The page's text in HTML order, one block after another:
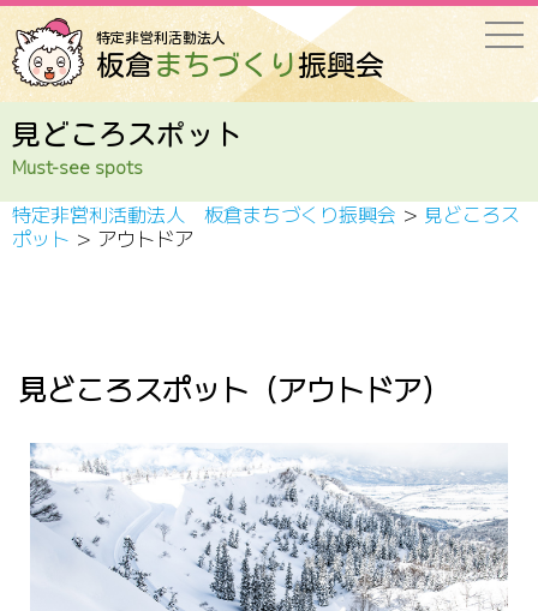
特定非営利活動法人
板倉まちづくり振興会
見どころスポット
Must-see spots
特定非営利活動法人 板倉まちづくり振興会 > 見どころス
ポット > アウトドア
見どころスポット（アウトドア）